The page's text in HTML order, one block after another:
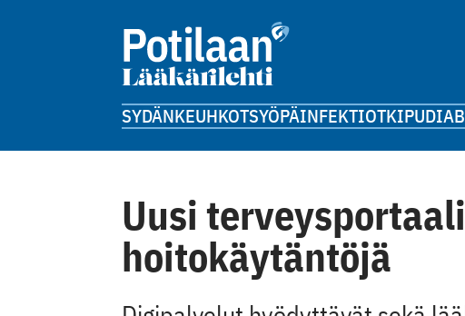
SYDÄNKEUHKOTSYÖPÄINFEKTIOTKIPU
Uusi
hoitokäytäntöjä